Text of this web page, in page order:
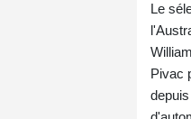
Le
Pivac